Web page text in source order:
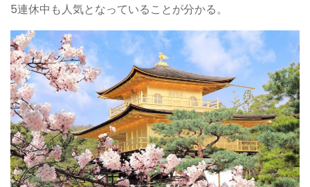
5連休中も人気となっていることが分かる。